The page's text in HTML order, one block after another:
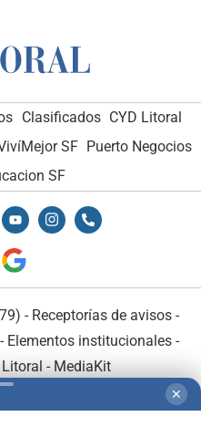
Clasificados CYD Litoral
SF Puerto Negocios
SF
- Receptorías de avisos -
- Elementos institucionales-
- MediaKit
✕